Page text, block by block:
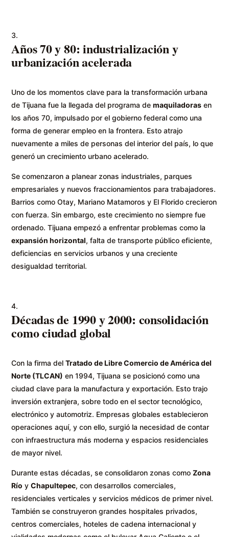
Años 70 y 80: industrialización y
urbanización acelerada
Uno de los momentos clave para la transformación urbana
de Tijuana fue la llegada del programa demaquiladoras en
los años 70, impulsado por el gobierno federal como una
forma de generar empleo en la frontera. Esto atrajo
nuevamente a miles de personas del interior del país, lo que
generó un crecimiento urbano acelerado.
Se comenzaron a planear zonas industriales, parques
empresariales y nuevos fraccionamientos para trabajadores.
Barrios como Otay, Mariano Matamoros y El Florido crecieron
con fuerza. Sin embargo, este crecimiento no siempre fue
ordenado. Tijuana empezó a enfrentar problemas como la
expansión horizontal, falta de transporte público eficiente,
deficiencias en servicios urbanos y una creciente
desigualdad territorial.
Décadas de 1990 y 2000: consolidación
como ciudad global
Con la firma delTratado de Libre Comercio de América del
Norte (TLCAN) en 1994, Tijuana se posicionó como una
ciudad clave para la manufactura y exportación. Esto trajo
inversión extranjera, sobre todo en el sector tecnológico,
electrónico y automotriz. Empresas globales establecieron
operaciones aquí, y con ello, surgió la necesidad de contar
con infraestructura más moderna y espacios residenciales
de mayor nivel.
Durante estas décadas, se consolidaron zonas comoZona
Río yChapultepec, con desarrollos comerciales,
residenciales verticales y servicios médicos de primer nivel.
También se construyeron grandes hospitales privados,
centros comerciales, hoteles de cadena internacional y